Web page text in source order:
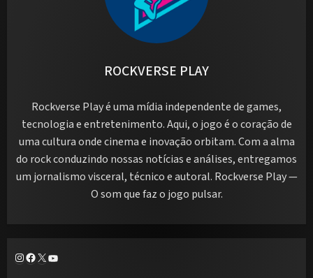
ROCKVERSE PLAY
Rockverse Play é uma mídia independente de games,
tecnologia e entretenimento. Aqui, o jogo é o coração de
uma cultura onde cinema e inovação orbitam. Com a alma
do rock conduzindo nossas notícias e análises, entregamos
um jornalismo visceral, técnico e autoral. Rockverse Play —
O som que faz o jogo pulsar.
Instagram
Facebook
X Youtube